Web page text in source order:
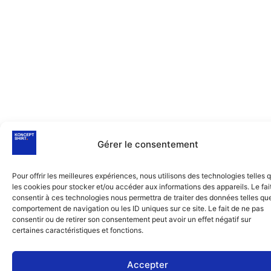
Gérer le consentement
Pour offrir les meilleures expériences, nous utilisons des technologies telles
les cookies pour stocker et/ou accéder aux informations des appareils. Le
consentir à ces technologies nous permettra de traiter des données telles
comportement de navigation ou les ID uniques sur ce site. Le fait de ne pas
consentir ou de retirer son consentement peut avoir un effet négatif sur
certaines caractéristiques et fonctions.
Accepter